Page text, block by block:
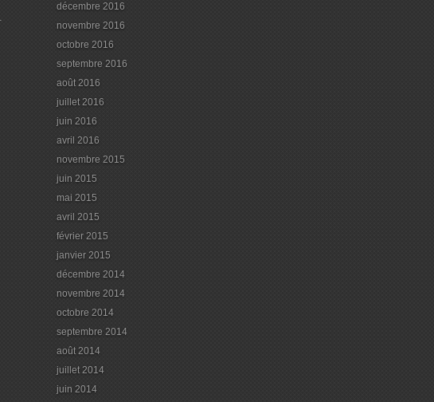
décembre 2016
novembre 2016
octobre 2016
septembre 2016
août 2016
juillet 2016
juin 2016
avril 2016
novembre 2015
juin 2015
mai 2015
avril 2015
février 2015
janvier 2015
décembre 2014
novembre 2014
octobre 2014
septembre 2014
août 2014
juillet 2014
juin 2014